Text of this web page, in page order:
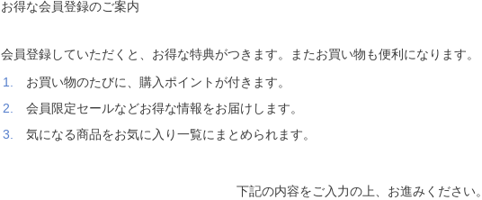
お得な会員登録のご案内
会員登録していただくと、お得な特典がつきます。またお買い物も便利になります。
お買い物のたびに、購入ポイントが付きます。
会員限定セールなどお得な情報をお届けします。
気になる商品をお気に入り一覧にまとめられます。
下記の内容をご入力の上、お進みください。